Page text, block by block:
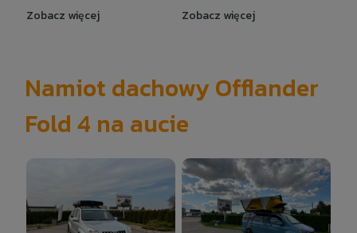
Zobacz więcej Zobacz więcej
Namiot dachowy Offlander
Fold 4 na aucie